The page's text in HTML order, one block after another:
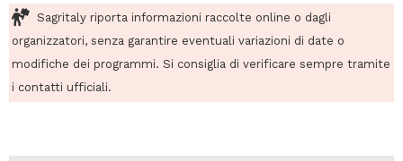
Sagritaly riporta informazioni raccolte online o dagli
organizzatori, senza garantire eventuali variazioni di date o
modifiche dei programmi. Si consiglia di verificare sempre tramite
i contatti ufficiali.